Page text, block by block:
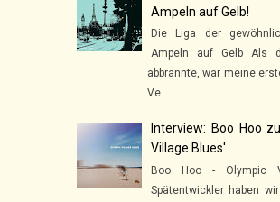
Ampeln auf Gelb!
Die Liga der
Ampeln auf Gelb Als
abbrannte, war meine
Ve...
Interview: Boo Hoo
Village Blues'
Boo Hoo - Olympic
Spätentwickler haben